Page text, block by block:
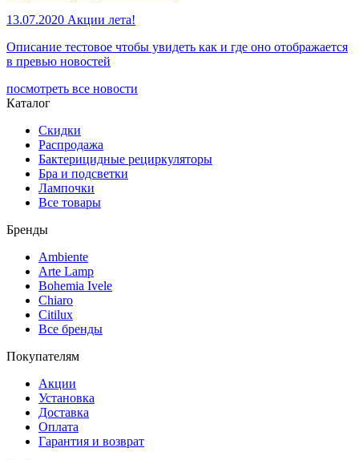
13.07.2020 Акции лета!
Описание тестовое чтобы увидеть как и где оно отображается
в превью новостей
посмотреть все новости
Каталог
Скидки
Распродажа
Бактерицидные рециркуляторы
Бра и подсветки
Лампочки
Все товары
Бренды
Ambiente
Arte Lamp
Bohemia Ivele
Chiaro
Citilux
Все бренды
Покупателям
Акции
Установка
Доставка
Оплата
Гарантия и возврат